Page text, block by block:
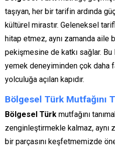
taşıyan, her bir tarifin ardında
kültürel mirastır. Geleneksel
hitap etmez, aynı zamanda aile
pekişmesine de katkı sağlar.
yemek deneyiminden çok daha
yolculuğa açılan kapıdır.
Bölgesel Türk Mutfağını
Bölgesel Türk mutfağını
zenginleştirmekle kalmaz, aynı
bir parçasını keşfetmemizde